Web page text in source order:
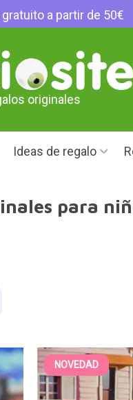
gratuito a partir de 50€
originales
Ideas de regalo
para
NOVEDAD